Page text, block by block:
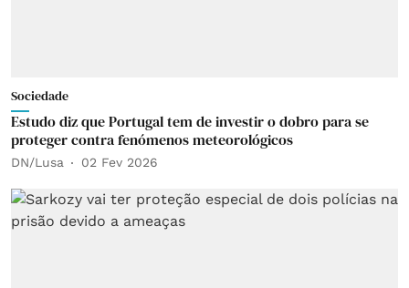
Sociedade
Estudo diz que Portugal tem de investir o dobro para se
proteger contra fenómenos meteorológicos
DN/Lusa 02 Fev 2026